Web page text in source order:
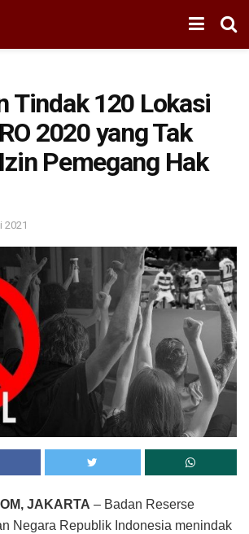
Tindak 120 Lokasi
2020 yang Tak
Pemegang Hak
2021
JAKARTA – Badan Reserse
Negara Republik Indonesia menindak